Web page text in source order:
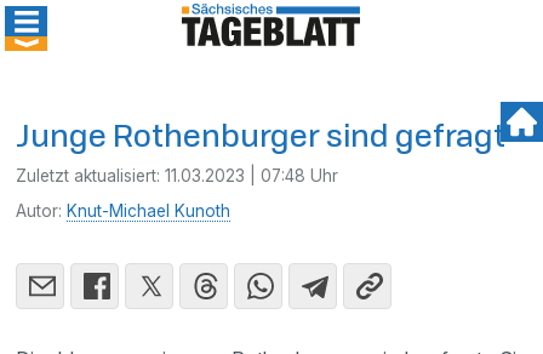
Junge Rothenburger sind gefragt
Zuletzt aktualisiert:11.03.2023 | 07:48 Uhr
Autor: Knut-Michael Kunoth